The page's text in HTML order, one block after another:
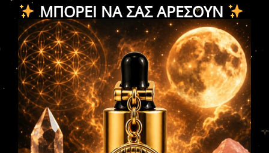
ΜΠΟΡΕΊ ΝΑ ΣΑΣ ΑΡΈΣΟΥΝ